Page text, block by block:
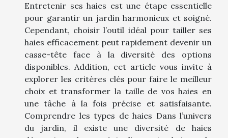
Entretenir ses haies est une étape essentielle
pour garantir un jardin harmonieux et soigné.
Cependant, choisir l’outil idéal pour tailler ses
haies efficacement peut rapidement devenir un
casse-tête face à la diversité des options
disponibles. Addition, cet article vous invite à
explorer les critères clés pour faire le meilleur
choix et transformer la taille de vos haies en
une tâche à la fois précise et satisfaisante.
Comprendre les types de haies Dans l’univers
du jardin, il existe une diversité de haies